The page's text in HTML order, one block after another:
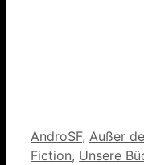
Kategorien
AndroSF, Außer
Fiction, Unsere